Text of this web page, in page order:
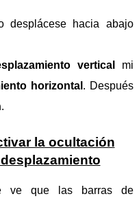
desplácese hacia abajo
vertical
mi
horizontal . Después
.
la ocultación
ve que las barras de